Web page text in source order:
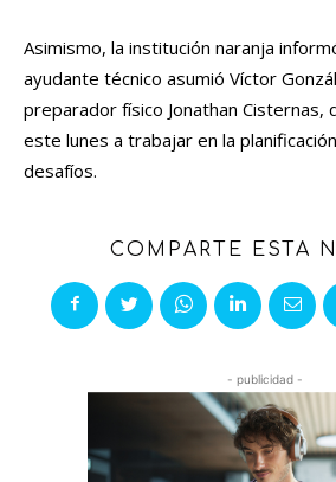
Asimismo, la institución naranja
ayudante técnico asumió Víctor
preparador físico Jonathan Cisternas,
este lunes a trabajar en la
desafíos.
COMPARTE ESTA
- publicidad -